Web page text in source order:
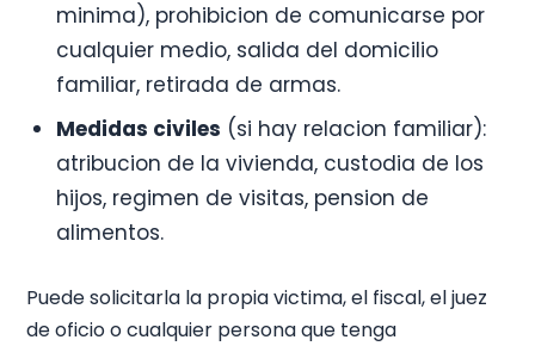
minima), prohibicion de comunicarse por
cualquier medio, salida del domicilio
familiar, retirada de armas.
Medidas civiles (si hay relacion familiar):
atribucion de la vivienda, custodia de los
hijos, regimen de visitas, pension de
alimentos.
Puede solicitarla la propia victima, el fiscal, el juez
de oficio o cualquier persona que tenga